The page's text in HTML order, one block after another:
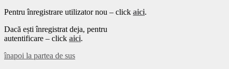
Pentru înregistrare utilizator nou – click aici.
Dacă ești înregistrat deja, pentru
autentificare – click aici.
înapoi la partea de sus